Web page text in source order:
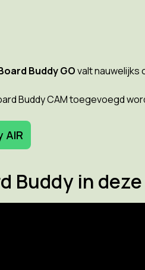
Buddy GOvalt nauwelijks
Buddy CAM toegevoegd
AIR
Buddy in